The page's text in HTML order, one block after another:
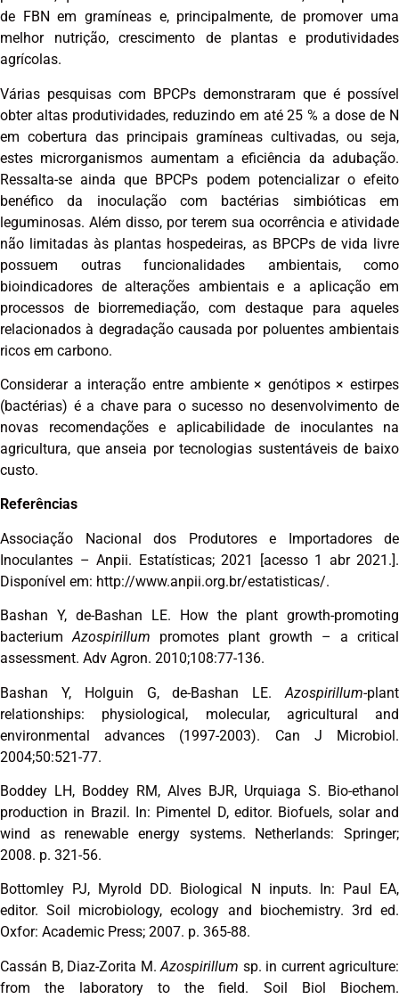
de FBN em gramíneas e, principalmente, de promover uma
melhor nutrição, crescimento de plantas e produtividades
agrícolas.
Várias pesquisas com BPCPs demonstraram que é possível
obter altas produtividades, reduzindo em até 25 % a dose de N
em cobertura das principais gramíneas cultivadas, ou seja,
estes microrganismos aumentam a eficiência da adubação.
Ressalta-se ainda que BPCPs podem potencializar o efeito
benéfico da inoculação com bactérias simbióticas em
leguminosas. Além disso, por terem sua ocorrência e atividade
não limitadas às plantas hospedeiras, as BPCPs de vida livre
possuem outras funcionalidades ambientais, como
bioindicadores de alterações ambientais e a aplicação em
processos de biorremediação, com destaque para aqueles
relacionados à degradação causada por poluentes ambientais
ricos em carbono.
Considerar a interação entre ambiente × genótipos × estirpes
(bactérias) é a chave para o sucesso no desenvolvimento de
novas recomendações e aplicabilidade de inoculantes na
agricultura, que anseia por tecnologias sustentáveis de baixo
custo.
Referências
Associação Nacional dos Produtores e Importadores de
Inoculantes – Anpii. Estatísticas; 2021 [acesso 1 abr 2021.].
Disponível em: http://www.anpii.org.br/estatisticas/.
Bashan Y, de-Bashan LE. How the plant growth-promoting
bacteriumAzospirillum promotes plant growth – a critical
assessment. Adv Agron. 2010;108:77-136.
Bashan Y, Holguin G, de-Bashan LE. Azospirillum-plant
relationships: physiological, molecular, agricultural and
environmental advances (1997-2003). Can J Microbiol.
2004;50:521-77.
Boddey LH, Boddey RM, Alves BJR, Urquiaga S. Bio-ethanol
production in Brazil. In: Pimentel D, editor. Biofuels, solar and
wind as renewable energy systems. Netherlands: Springer;
2008. p. 321-56.
Bottomley PJ, Myrold DD. Biological N inputs. In: Paul EA,
editor. Soil microbiology, ecology and biochemistry. 3rd ed.
Oxfor: Academic Press; 2007. p. 365-88.
Cassán B, Diaz-Zorita M. Azospirillum sp. in current agriculture:
from the laboratory to the field. Soil Biol Biochem.